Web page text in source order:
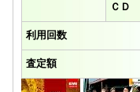
ＣＤ
利用回数
査定額